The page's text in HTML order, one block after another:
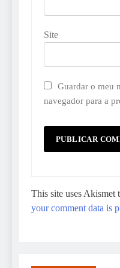
Site
Guardar o meu
navegador para a
This site uses Akismet
your comment data is